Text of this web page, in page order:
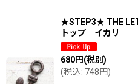
★STEP3★ THE
トップ イカリ
680円(税別)
(税込: 748円)